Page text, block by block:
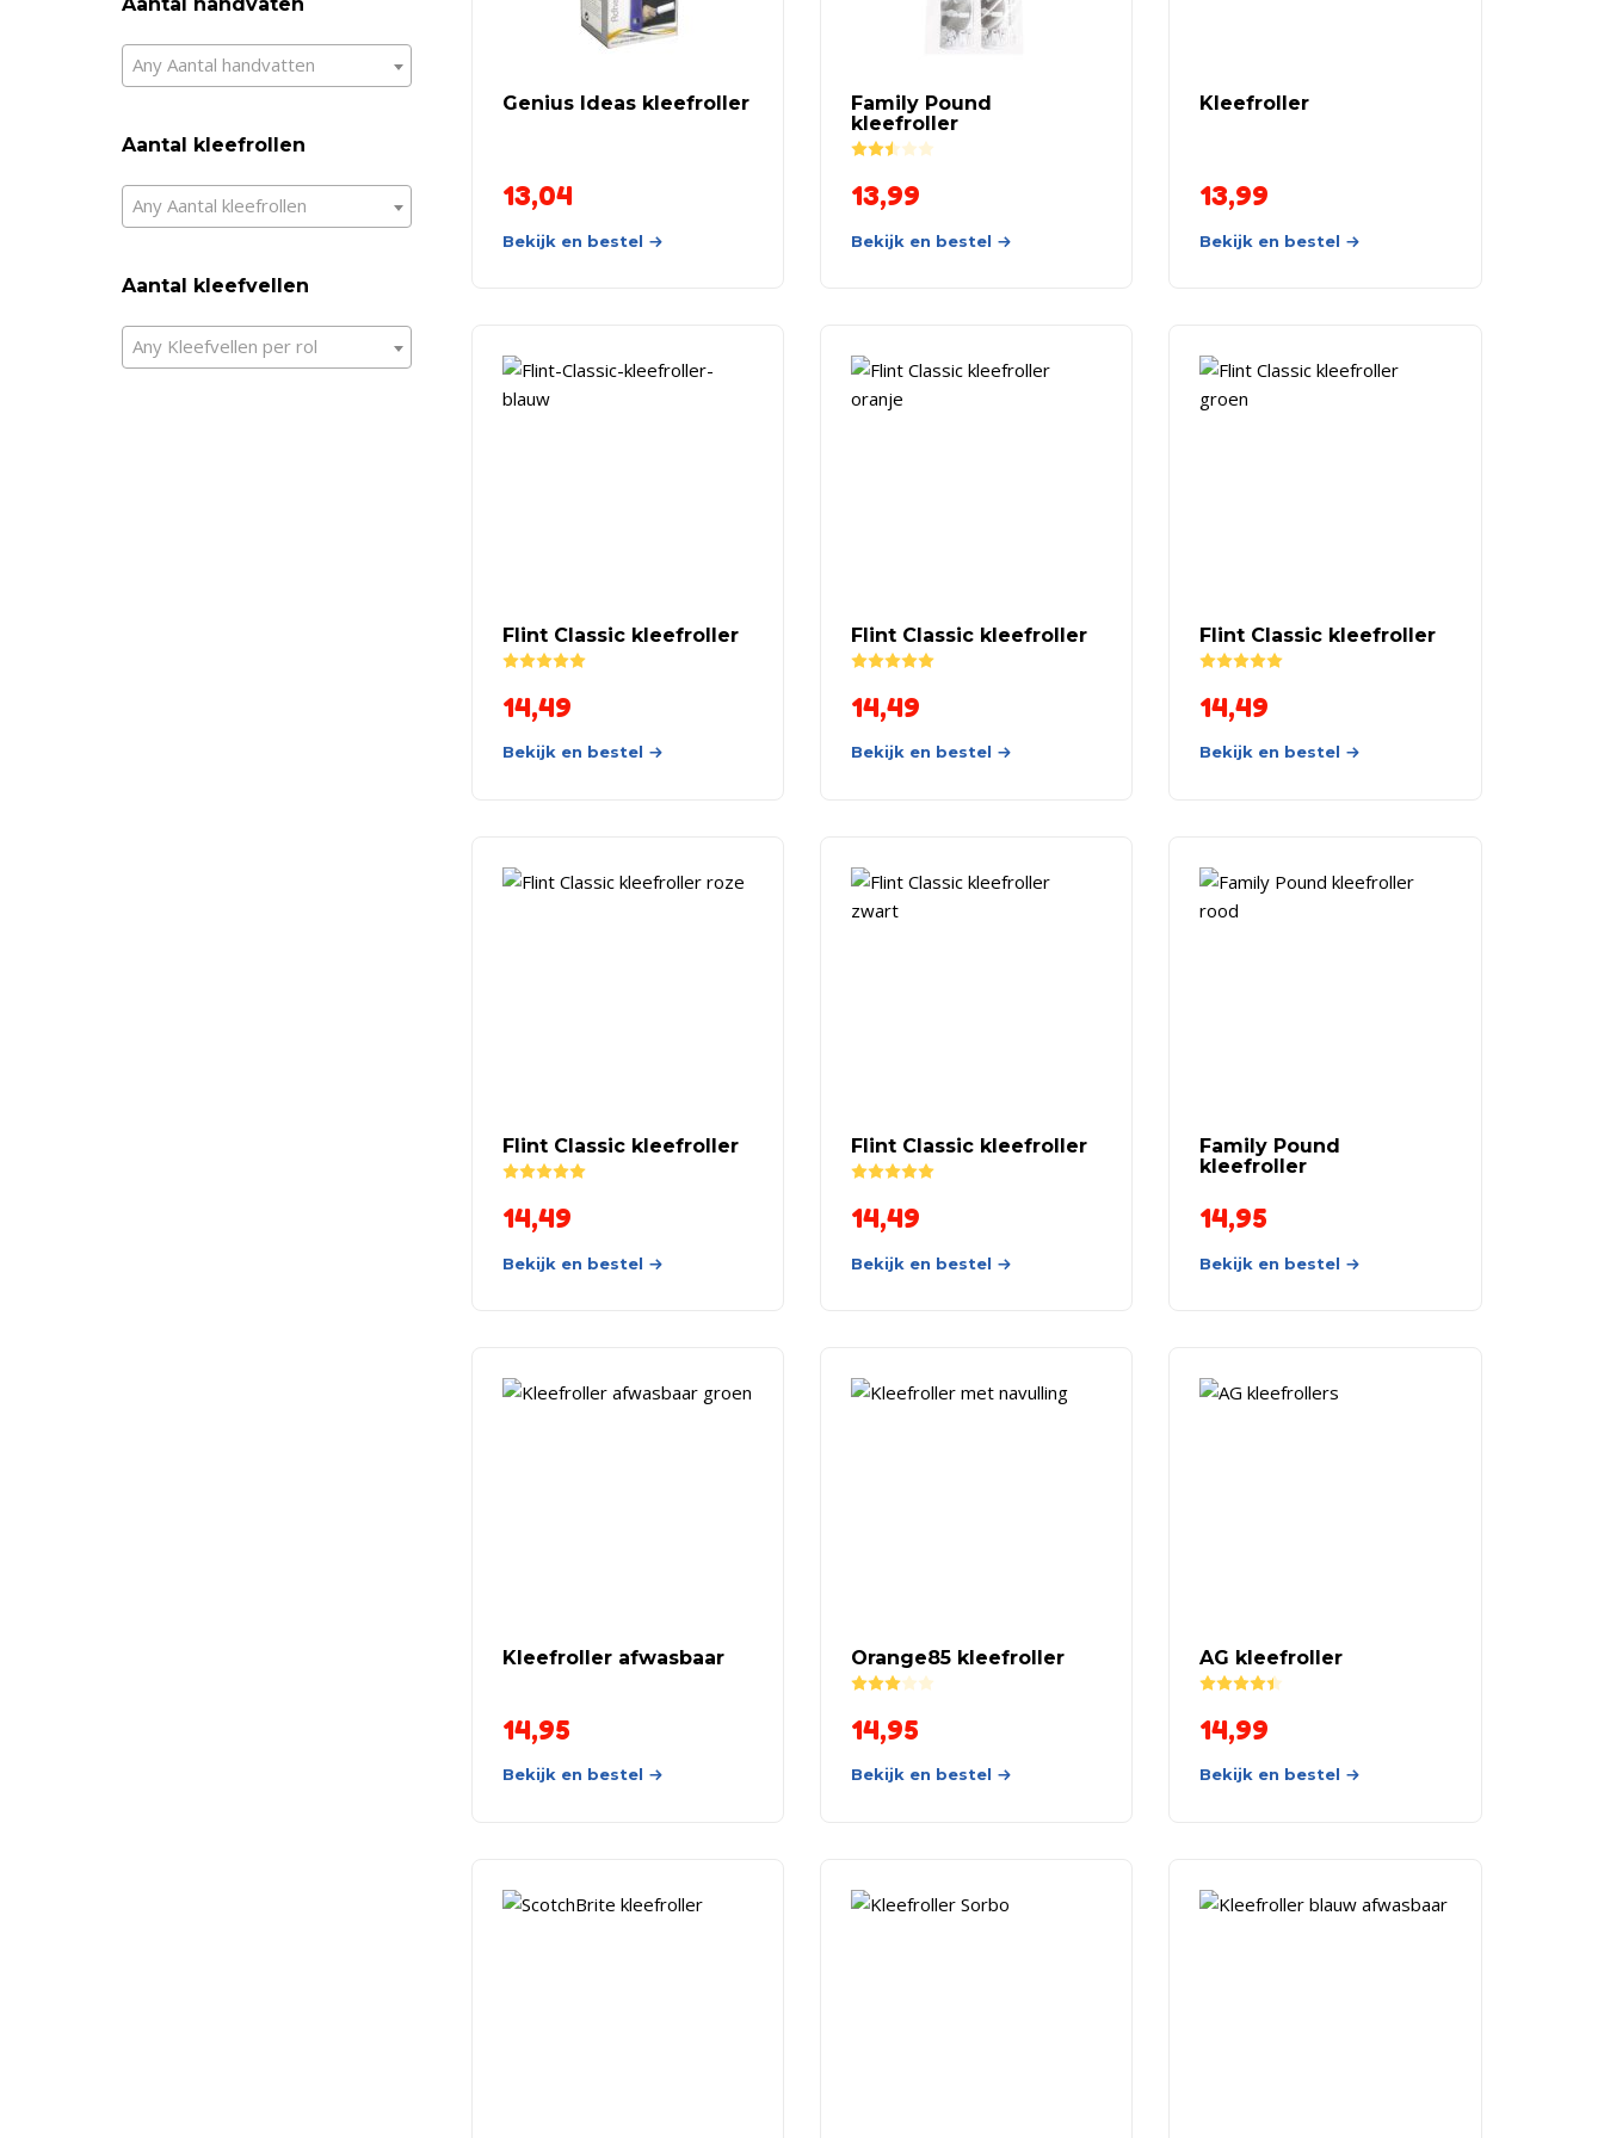
Any Aantal handvatten
Aantal kleefrollen
Any Aantal kleefrollen
Aantal kleefvellen
Any Kleefvellen per rol
Genius Ideas kleefroller
13,04
Bekijk en bestel
Family Pound
kleefroller
Rated2.50
13,99
Bekijk en bestel
Kleefroller
13,99
Bekijk en bestel
Flint Classic kleefroller
Rated
14,49
Bekijk en bestel
Flint Classic kleefroller
Rated
14,49
Bekijk en bestel
Flint Classic kleefroller
14,49
Bekijk en bestel
Flint Classic kleefroller
Rated
14,49
Bekijk en bestel
Flint Classic kleefroller
Rated
14,49
Bekijk en bestel
Family Pound
kleefroller
14,95
Bekijk en bestel
Kleefroller afwasbaar
14,95
Bekijk en bestel
Orange85 kleefroller
Rated
14,95
Bekijk en bestel
AG kleefroller
Rated
14,99
Bekijk en bestel